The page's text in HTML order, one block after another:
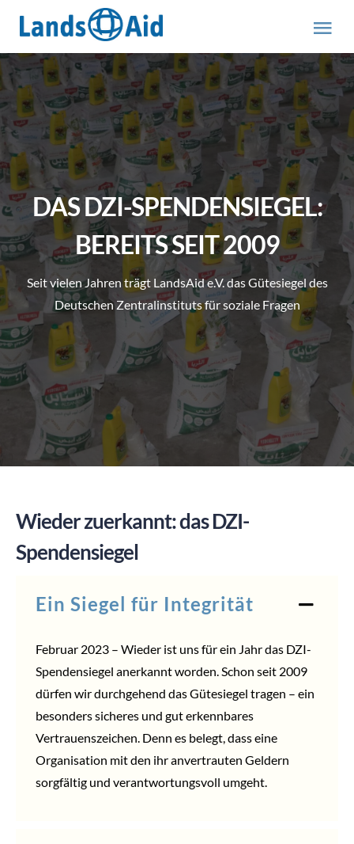
Inhalt
springen
HOME
PROJEKTE
ÜBER UNS
ABOUT US (engl.)
AKTUELLES
MITMACHEN
SPENDEN
DAS DZI-SPENDENSIEGEL:
BEREITS SEIT 2009
Seit vielen Jahren trägt LandsAid e.V. das Gütesiegel des
Deutschen Zentralinstituts für soziale Fragen
Wieder zuerkannt: das DZI-
Spendensiegel
Ein Siegel für Integrität
Februar 2023 – Wieder ist uns für ein Jahr das DZI-
Spendensiegel anerkannt worden. Schon seit 2009
dürfen wir durchgehend das Gütesiegel tragen – ein
besonders sicheres und gut erkennbares
Vertrauenszeichen. Denn es belegt, dass eine
Organisation mit den ihr anvertrauten Geldern
sorgfältig und verantwortungsvoll umgeht.